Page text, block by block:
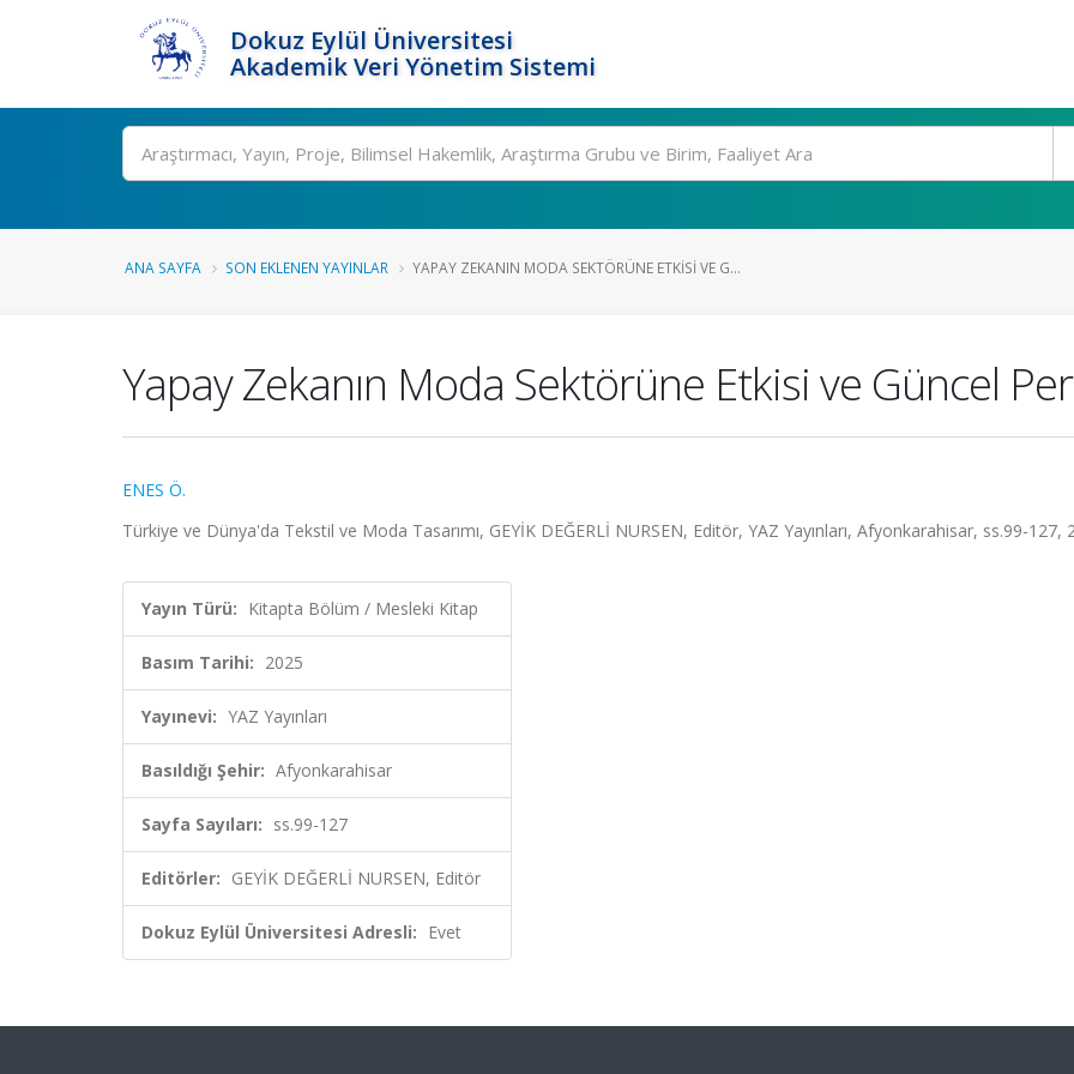
Dokuz Eylül Üniversitesi
Akademik Veri Yönetim Sistemi
Ara
ANA SAYFA SON EKLENEN YAYINLAR YAPAY ZEKANIN MODA SEKTÖRÜNE ETKISI VE G...
Yapay Zekanın Moda Sektörüne Etkisi ve Güncel
ENES Ö.
Türkiye ve Dünya'da Tekstil ve Moda Tasarımı, GEYİK DEĞERLİ NURSEN, Editör, YAZ Yayınları, Afyonkarahisar, ss.99-127,
Yayın Türü: Kitapta Bölüm / Mesleki Kitap
Basım Tarihi: 2025
Yayınevi: YAZ Yayınları
Basıldığı Şehir: Afyonkarahisar
Sayfa Sayıları: ss.99-127
Editörler: GEYİK DEĞERLİ NURSEN, Editör
Dokuz Eylül Üniversitesi Adresli: Evet